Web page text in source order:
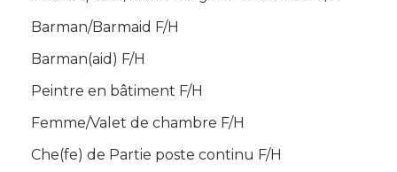
Barman/Barmaid F/H
Barman(aid) F/H
Peintre en bâtiment F/H
Femme/Valet de chambre F/H
Che(fe) de Partie poste continu F/H